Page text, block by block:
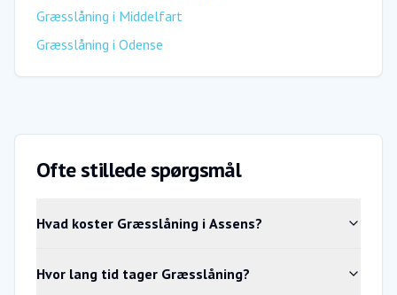
Græsslåning i Middelfart
Græsslåning i Odense
Ofte stillede spørgsmål
Hvad koster Græsslåning i Assens?
Hvor lang tid tager Græsslåning?